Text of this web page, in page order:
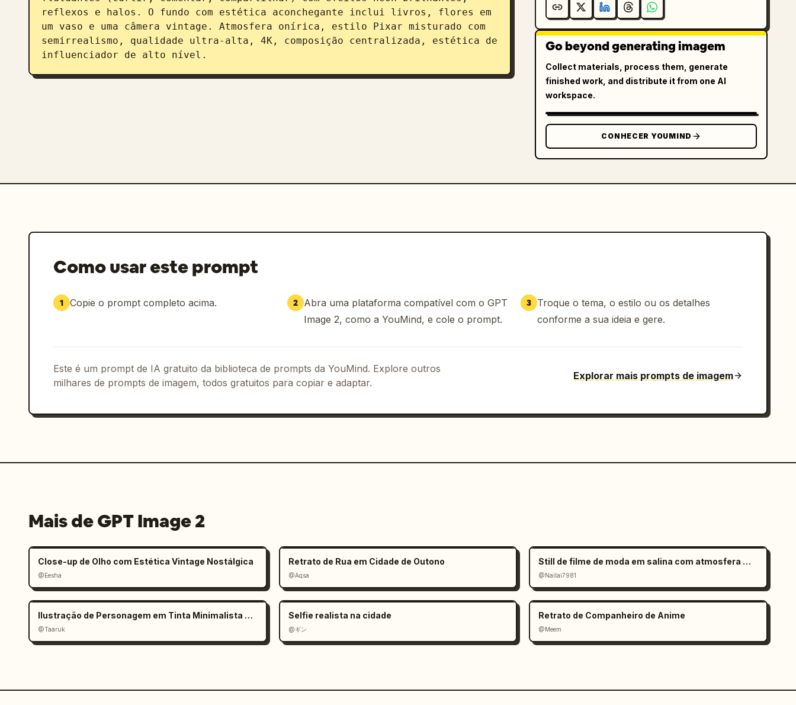
reflexos e halos. O fundo com estética aconchegante inclui livros, flores em
um vaso e uma câmera vintage. Atmosfera onírica, estilo Pixar misturado com
semirrealismo, qualidade ultra-alta, 4K, composição centralizada, estética de
influenciador de alto nível.
Go beyond generating imagem
Collect materials, process them, generate
finished work, and distribute it from one AI
workspace.
CONHECER YOUMIND
Como usar este prompt
1 Copie o prompt completo acima. 2 Abra uma plataforma compatível com o GPT
Image 2, como a YouMind, e cole o prompt.
3
Troque o tema, o estilo ou os detalhes
conforme a sua ideia e gere.
Este é um prompt de IA gratuito da biblioteca de prompts da YouMind. Explore outros
milhares de prompts de imagem, todos gratuitos para copiar e adaptar.
Explorar mais prompts de imagem
Mais de GPT Image 2
Close-up de Olho com Estética Vintage Nostálgica
@Eesha
Retrato de Rua em Cidade de Outono
@Aqsa
Still de filme de moda em salina com atmosfera melancólica
@Nailai7981
Ilustração de Personagem em Tinta Minimalista Preto e Branco
@Taaruk
Selfie realista na cidade
@ギン
Retrato de Companheiro de Anime
@Meem